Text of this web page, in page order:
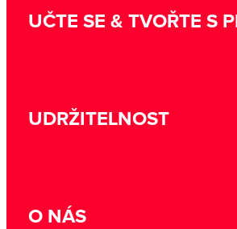
UČTE SE & TVOŘTE S
UDRŽITELNOST
O NÁS